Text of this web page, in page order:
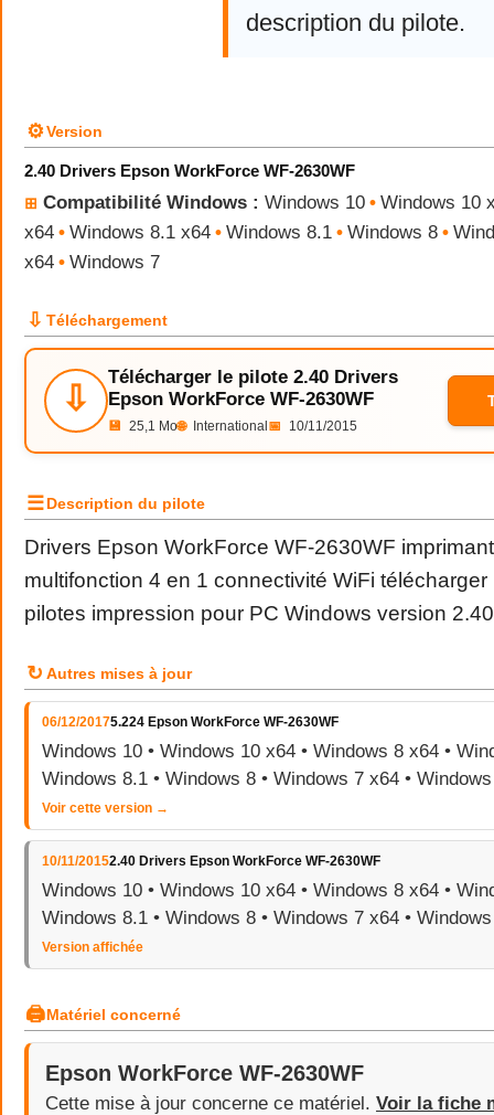
description du pilote.
⚙Version
2.40 Drivers Epson WorkForce WF-2630WF
⊞ Compatibilité Windows : Windows 10 • Windows 10
x64 • Windows 8.1 x64 • Windows 8.1 • Windows 8 •
x64 • Windows 7
⇩ Téléchargement
⇩
Télécharger le pilote 2.40 Drivers
Epson WorkForce WF-2630WF
💾 25,1 Mo🌐 International 📅 10/11/2015
☰Description du pilote
Drivers Epson WorkForce WF-2630WF
multifonction 4 en 1 connectivité WiFi
pilotes impression pour PC Windows version 2.40
↻ Autres mises à jour
06/12/20175.224 Epson WorkForce WF-2630WF
Windows 10 • Windows 10 x64 • Windows 8 x64 •
Windows 8.1 • Windows 8 • Windows 7 x64 •
Voir cette version →
10/11/20152.40 Drivers Epson WorkForce WF-2630WF
Windows 10 • Windows 10 x64 • Windows 8 x64 •
Windows 8.1 • Windows 8 • Windows 7 x64 •
Version affichée
🖨Matériel concerné
Epson WorkForce WF-2630WF
Cette mise à jour concerne ce matériel. Voir la fiche